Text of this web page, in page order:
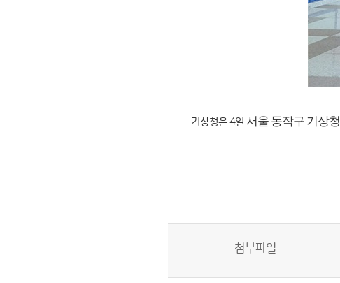
기상청은 4일 서울 동작구 기상
첨부파일